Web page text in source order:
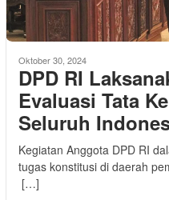
Oktober 30, 2024
DPD RI
Evaluasi Tata
Seluruh
Kegiatan Anggota DPD RI
tugas konstitusi di daerah
[…]